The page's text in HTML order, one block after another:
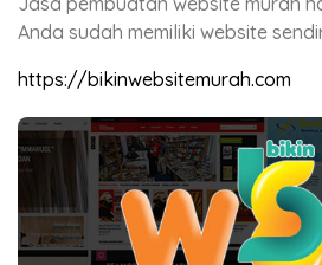
Anda sudah memiliki website
https://bikinwebsitemurah.com